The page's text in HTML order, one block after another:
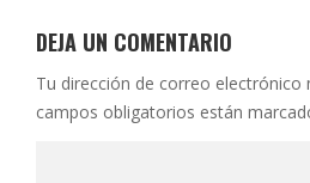
DEJA UN COMENTARIO
Tu dirección de correo electrónico
campos obligatorios están